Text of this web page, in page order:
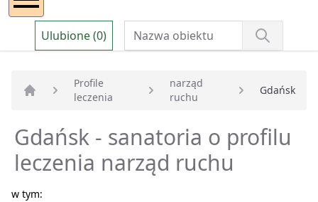
Ulubione (0)
Strona główna
Profile
leczenia
narząd
ruchu
Gdańsk
Gdańsk - sanatoria o profilu
leczenia narząd ruchu
w tym: